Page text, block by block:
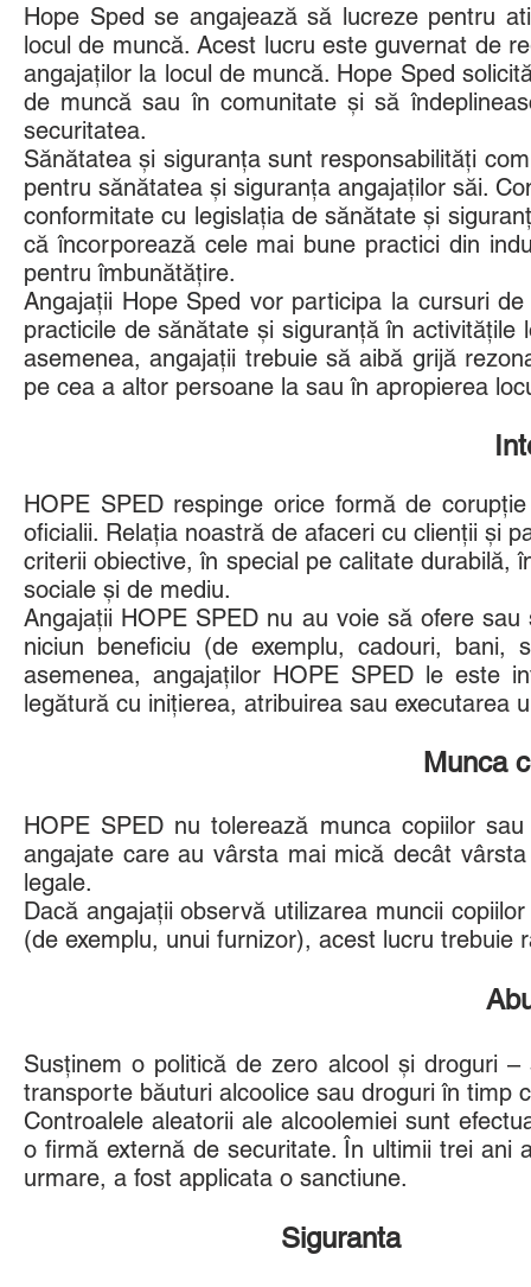
Hope Sped se angajează să lucreze pentru
locul de muncă. Acest lucru este guvernat de
angajaților la locul de muncă. Hope Sped
de muncă sau în comunitate și să
securitatea.
Sănătatea și siguranța sunt responsabilități
pentru sănătatea și siguranța angajaților săi.
conformitate cu legislația de sănătate și
că încorporează cele mai bune practici din
pentru îmbunătățire.
Angajații Hope Sped vor participa la cursuri
practicile de sănătate și siguranță în
asemenea, angajații trebuie să aibă grijă
pe cea a altor persoane la sau în apropierea
HOPE SPED respinge orice formă de
oficialii. Relația noastră de afaceri cu clienții și
criterii obiective, în special pe calitate durabilă,
sociale și de mediu.
Angajații HOPE SPED nu au voie să ofere
niciun beneficiu (de exemplu, cadouri,
asemenea, angajaților HOPE SPED le este
legătură cu inițierea, atribuirea sau executarea
Munca
HOPE SPED nu tolerează munca copiilor
angajate care au vârsta mai mică decât
legale.
Dacă angajații observă utilizarea muncii
(de exemplu, unui furnizor), acest lucru trebuie
Susținem o politică de zero alcool și droguri
transporte băuturi alcoolice sau droguri în timp
Controalele aleatorii ale alcoolemiei sunt
o firmă externă de securitate. În ultimii trei ani
urmare, a fost applicata o sanctiune.
Siguranta